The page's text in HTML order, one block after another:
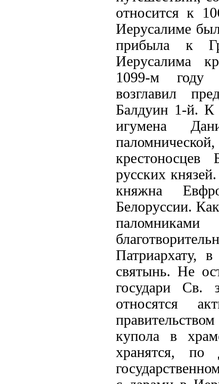
относится к
Иерусалиме
прибыла к
Иерусалима
1099-м году
возглавил
Балдуин 1-й. К
игумена
русских
княжна
Белоруссии.
Патриархату,
святынь. Не
государи
относятся
купола в
хранятся,